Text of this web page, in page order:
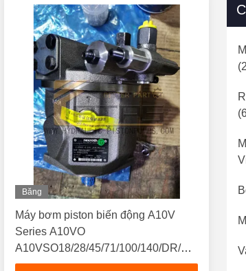
Băng
Máy bơm piston biến động A10V
Series A10VO
A10VSO18/28/45/71/100/140/DR/DFR1/
Máy bơm thủy lực mới trong kho